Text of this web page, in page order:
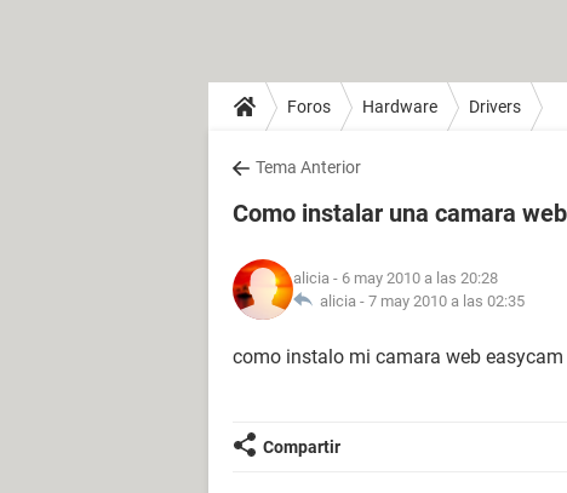
Foros Hardware Drivers
Tema Anterior
Como instalar una camara
alicia - 6 may 2010 a las 20:28
alicia - 7 may 2010 a las 02:35
como instalo mi camara web
Compartir